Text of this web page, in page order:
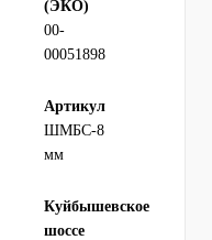
Valvoline
ZIC
BP VISCO
ЛУКОЙЛ
(ЭКО)
00-
00051898
Артикул
ШМБС-8
мм
Куйбышевское
шоссе